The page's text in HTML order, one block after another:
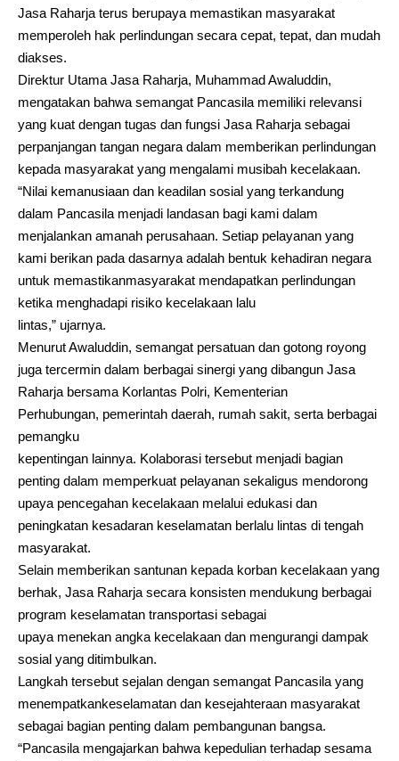
Jasa Raharja terus berupaya memastikan masyarakat
memperoleh hak perlindungan secara cepat, tepat, dan mudah
diakses.
Direktur Utama Jasa Raharja, Muhammad Awaluddin,
mengatakan bahwa semangat Pancasila memiliki relevansi
yang kuat dengan tugas dan fungsi Jasa Raharja sebagai
perpanjangan tangan negara dalam memberikan perlindungan
kepada masyarakat yang mengalami musibah kecelakaan.
“Nilai kemanusiaan dan keadilan sosial yang terkandung
dalam Pancasila menjadi landasan bagi kami dalam
menjalankan amanah perusahaan. Setiap pelayanan yang
kami berikan pada dasarnya adalah bentuk kehadiran negara
untuk memastikanmasyarakat mendapatkan perlindungan
ketika menghadapi risiko kecelakaan lalu
lintas,” ujarnya.
Menurut Awaluddin, semangat persatuan dan gotong royong
juga tercermin dalam berbagai sinergi yang dibangun Jasa
Raharja bersama Korlantas Polri, Kementerian
Perhubungan, pemerintah daerah, rumah sakit, serta berbagai
pemangku
kepentingan lainnya. Kolaborasi tersebut menjadi bagian
penting dalam memperkuat pelayanan sekaligus mendorong
upaya pencegahan kecelakaan melalui edukasi dan
peningkatan kesadaran keselamatan berlalu lintas di tengah
masyarakat.
Selain memberikan santunan kepada korban kecelakaan yang
berhak, Jasa Raharja secara konsisten mendukung berbagai
program keselamatan transportasi sebagai
upaya menekan angka kecelakaan dan mengurangi dampak
sosial yang ditimbulkan.
Langkah tersebut sejalan dengan semangat Pancasila yang
menempatkankeselamatan dan kesejahteraan masyarakat
sebagai bagian penting dalam pembangunan bangsa.
“Pancasila mengajarkan bahwa kepedulian terhadap sesama